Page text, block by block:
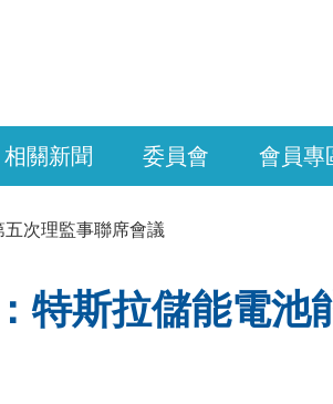
相關新聞 委員會 會員專
次理監事聯席會議
特斯拉儲能電池